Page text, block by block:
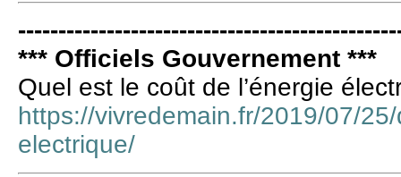
*** Officiels Gouvernement ***
Quel est le coût de l’énergie
https://vivredemain.fr/2019/07/
electrique/